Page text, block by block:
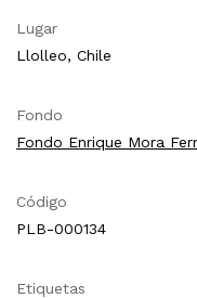
Lugar
Llolleo, Chile
Fondo
Fondo Enrique Mora
Código
PLB-000134
Etiquetas